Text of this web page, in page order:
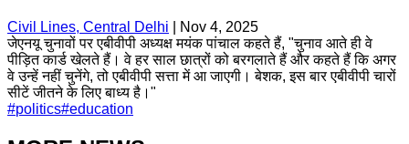
Civil Lines, Central Delhi
Nov 4, 2025
जेएनयू चुनावों पर एबीवीपी अध्यक्ष मयंक पांचाल कहते हैं, "चुनाव आते ही वे
पीड़ित कार्ड खेलते हैं। वे हर साल छात्रों को बरगलाते हैं और कहते हैं कि अगर
वे उन्हें नहीं चुनेंगे, तो एबीवीपी सत्ता में आ जाएगी। बेशक, इस बार एबीवीपी चारों
सीटें जीतने के लिए बाध्य है।"
#politics#education